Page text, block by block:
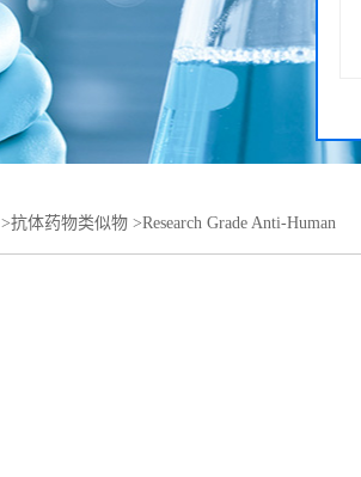
>抗体药物类似物 >Research Grade Anti-Human